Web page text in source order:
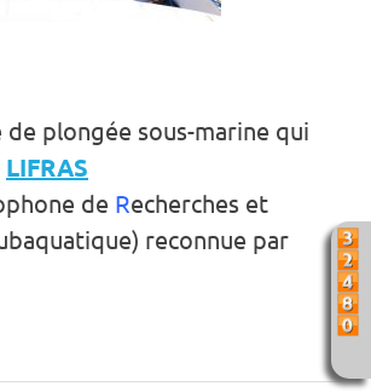
de plongée sous-marine qui
LIFRAS
de Recherches et
reconnue par